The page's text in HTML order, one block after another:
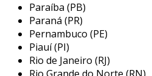
automotiva de discos de
uma vez que os discos de freio
sucata, existem várias
los, contribuindo para a
Paraíba (PB)
Paraná (PR)
Pernambuco (PE)
Piauí (PI)
Rio de Janeiro (RJ)
Rio Grande do Norte (RN)